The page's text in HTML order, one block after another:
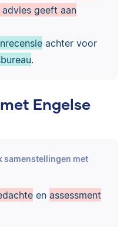
geeft aan
achter voor
.
Engelse
samenstellingen met
en assessment